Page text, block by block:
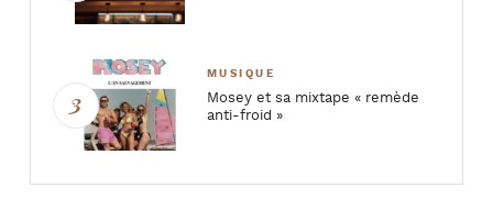
MUSIQUE
Mosey et sa mixtape « remède
anti-froid »